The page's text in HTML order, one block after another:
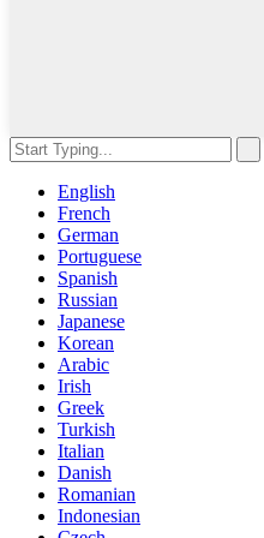
English
French
German
Portuguese
Spanish
Russian
Japanese
Korean
Arabic
Irish
Greek
Turkish
Italian
Danish
Romanian
Indonesian